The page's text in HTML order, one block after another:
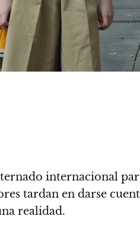
internacional
tardan en darse
realidad.